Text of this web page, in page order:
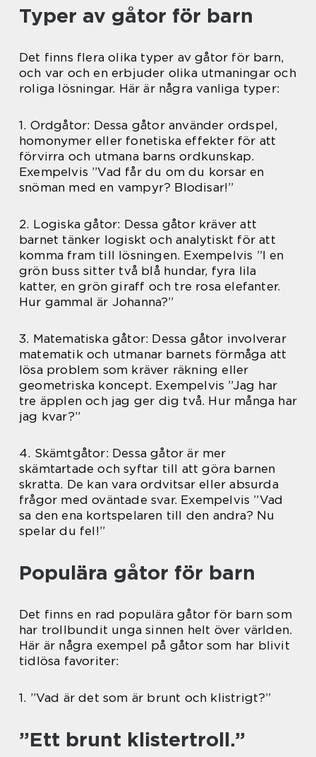
Typer av gåtor för barn
Det finns flera olika typer av gåtor för barn,
och var och en erbjuder olika utmaningar och
roliga lösningar. Här är några vanliga typer:
1. Ordgåtor: Dessa gåtor använder ordspel,
homonymer eller fonetiska effekter för att
förvirra och utmana barns ordkunskap.
Exempelvis ”Vad får du om du korsar en
snöman med en vampyr? Blodisar!”
2. Logiska gåtor: Dessa gåtor kräver att
barnet tänker logiskt och analytiskt för att
komma fram till lösningen. Exempelvis ”I en
grön buss sitter två blå hundar, fyra lila
katter, en grön giraff och tre rosa elefanter.
Hur gammal är Johanna?”
3. Matematiska gåtor: Dessa gåtor involverar
matematik och utmanar barnets förmåga att
lösa problem som kräver räkning eller
geometriska koncept. Exempelvis ”Jag har
tre äpplen och jag ger dig två. Hur många har
jag kvar?”
4. Skämtgåtor: Dessa gåtor är mer
skämtartade och syftar till att göra barnen
skratta. De kan vara ordvitsar eller absurda
frågor med oväntade svar. Exempelvis ”Vad
sa den ena kortspelaren till den andra? Nu
spelar du fel!”
Populära gåtor för barn
Det finns en rad populära gåtor för barn som
har trollbundit unga sinnen helt över världen.
Här är några exempel på gåtor som har blivit
tidlösa favoriter:
1. ”Vad är det som är brunt och klistrigt?”
”Ett brunt klistertroll.”